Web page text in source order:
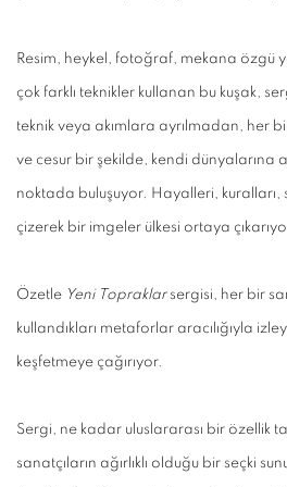
Resim, heykel, fotoğraf, mekana özgü
çok farklı teknikler kullanan bu kuşak,
teknik veya akımlara ayrılmadan, her
ve cesur bir şekilde, kendi dünyalarına
noktada buluşuyor. Hayalleri, kuralları,
çizerek bir imgeler ülkesi ortaya
Özetle Yeni Topraklarsergisi, her bir
kullandıkları metaforlar aracılığıyla
keşfetmeye çağırıyor.
Sergi, ne kadar uluslararası bir özellik
sanatçıların ağırlıklı olduğu bir seçki